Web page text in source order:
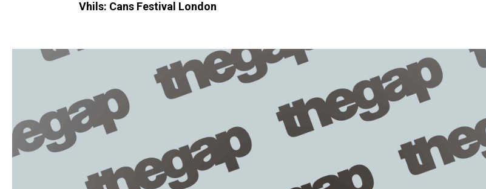
Vhils: Cans Festival London